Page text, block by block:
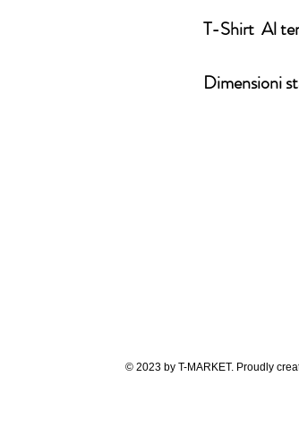
T-Shirt Al
Dimensioni
© 2023 by T-MARKET. Proudly